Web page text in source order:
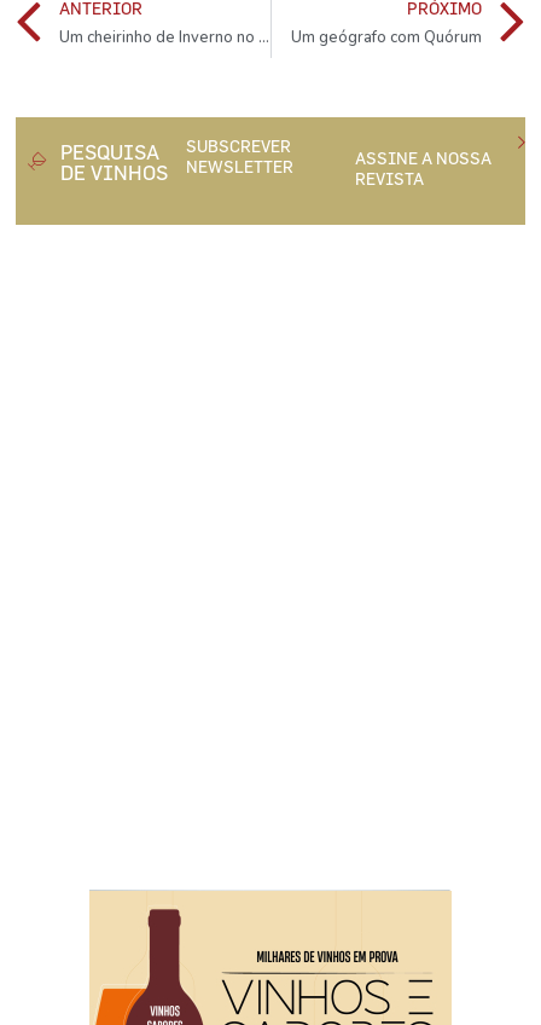
ANTERIOR
Um cheirinho de Inverno no Douro
PRÓXIMO
Um geógrafo com Quórum
PESQUISA
DE VINHOS
SUBSCREVER
NEWSLETTER
ASSINE A NOSSA
REVISTA